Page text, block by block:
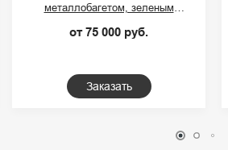
металлобагетом, зеленым
скобой
от 75 000 руб.
Заказать